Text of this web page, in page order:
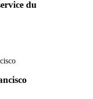
du